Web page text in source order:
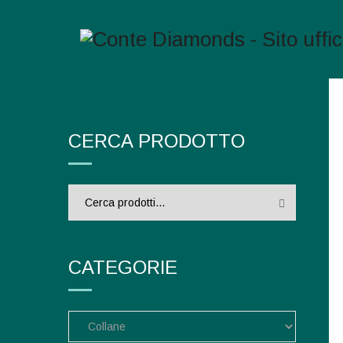
CERCA PRODOTTO
CATEGORIE